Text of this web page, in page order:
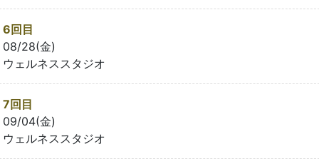
6回目
08/28(金)
ウェルネススタジオ
7回目
09/04(金)
ウェルネススタジオ